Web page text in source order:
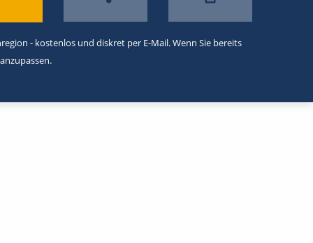
- kostenlos und diskret per E-Mail. Wenn Sie bereits